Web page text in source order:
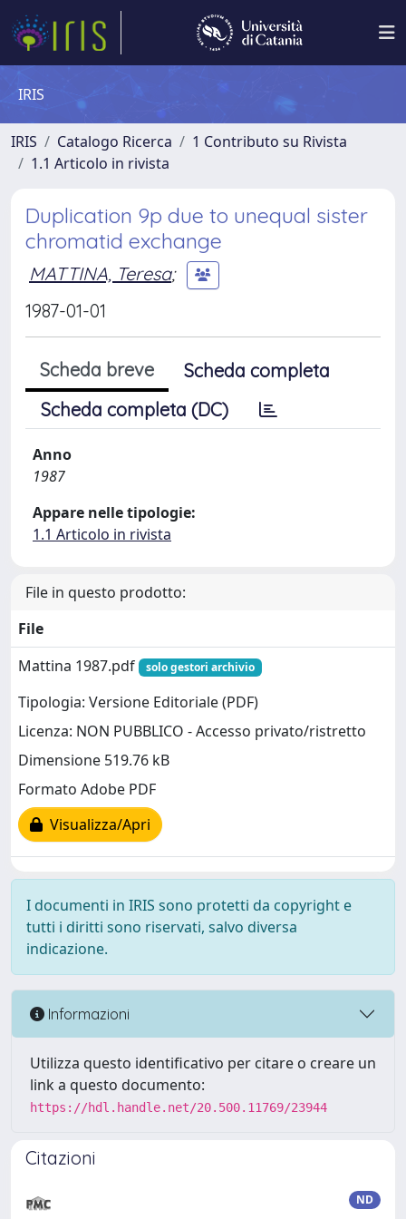
IRIS
IRIS Catalogo Ricerca
1 Contributo su Rivista
1.1 Articolo in rivista
Duplication 9p due to unequal sister
chromatid exchange
MATTINA, Teresa;
1987-01-01
Scheda breve
Scheda completa
Scheda completa (DC)
Anno
1987
Appare nelle tipologie:
1.1 Articolo in rivista
File in questo prodotto:
File
Mattina 1987.pdf
solo gestori archivio
Tipologia: Versione Editoriale (PDF)
Licenza: NON PUBBLICO - Accesso privato/ristretto
Dimensione 519.76 kB
Formato Adobe PDF
Visualizza/Apri
I documenti in IRIS sono protetti da copyright e
tutti i diritti sono riservati, salvo diversa
indicazione.
Informazioni
Utilizza questo identificativo per citare o creare un
link a questo documento:
https://hdl.handle.net/20.500.11769/23944
Citazioni
ND